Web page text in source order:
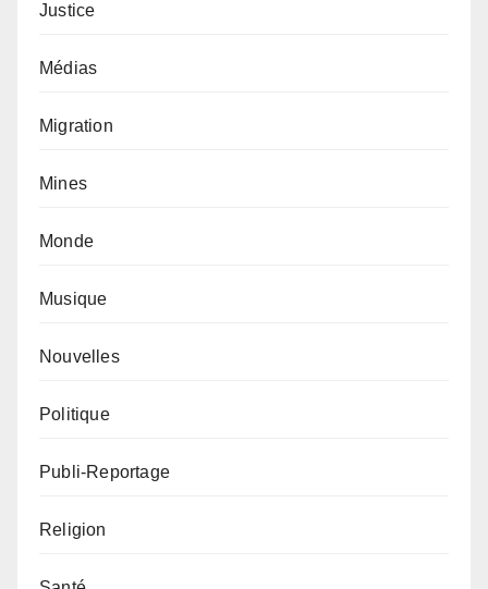
Justice
Médias
Migration
Mines
Monde
Musique
Nouvelles
Politique
Publi-Reportage
Religion